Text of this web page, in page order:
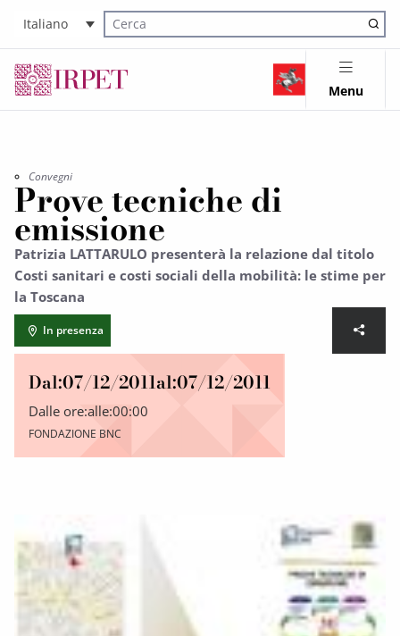
Italiano
Cerca nel sito
Menu
Convegni
Prove tecniche di
emissione
Patrizia LATTARULO presenterà la relazione dal titolo
Costi sanitari e costi sociali della mobilità: le stime per
la Toscana
In presenza
Dal:07/12/2011al:07/12/2011
Dalle ore:alle:00:00
FONDAZIONE BNC